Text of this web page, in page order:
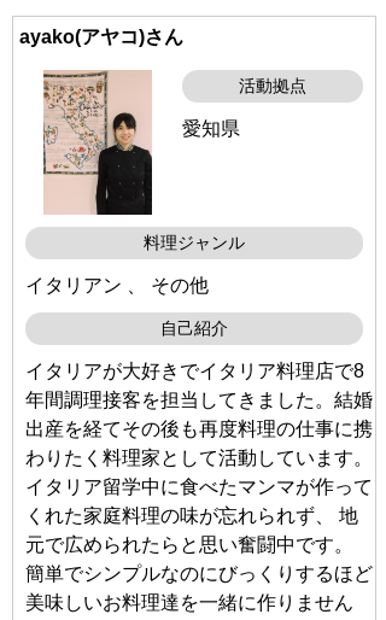
ayako(アヤコ)さん
活動拠点
愛知県
料理ジャンル
イタリアン 、 その他
自己紹介
イタリアが大好きでイタリア料理店で8
年間調理接客を担当してきました。結婚
出産を経てその後も再度料理の仕事に携
わりたく料理家として活動しています。
イタリア留学中に食べたマンマが作って
くれた家庭料理の味が忘れられず、 地
元で広められたらと思い奮闘中です。
簡単でシンプルなのにびっくりするほど
美味しいお料理達を一緒に作りません